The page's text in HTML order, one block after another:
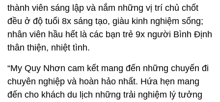
thành viên sáng lập và nắm những vị trí chủ chốt
đều ở độ tuổi 8x sáng tạo, giàu kinh nghiệm sống;
nhân viên hầu hết là các bạn trẻ 9x người Bình Định
thân thiện, nhiệt tình.
“My Quy Nhơn cam kết mang đến những chuyến đi
chuyên nghiệp và hoàn hảo nhất. Hứa hẹn mang
đến cho khách du lịch những trải nghiệm lý tưởng